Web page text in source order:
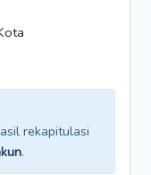
rekapitulasi
.